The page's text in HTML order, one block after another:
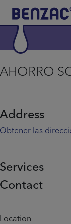
Skip to main
Main
¿Por qué
Home
Info menu
AHORRO
Address
Obtener las
Services
Contact
Location